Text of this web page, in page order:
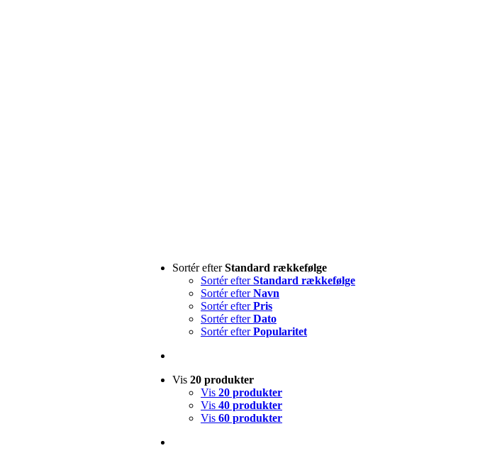
Sortér efterStandard rækkefølge
Sortér efterStandard rækkefølge
Sortér efterNavn
Sortér efterPris
Sortér efterDato
Sortér efterPopularitet
Vis 20 produkter
Vis 20 produkter
Vis 40 produkter
Vis 60 produkter